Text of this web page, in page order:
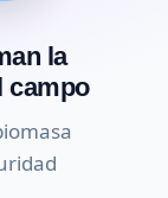
la
campo